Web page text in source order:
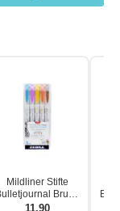
Mildliner Stifte
Brush
Tones 5er Set
11.90